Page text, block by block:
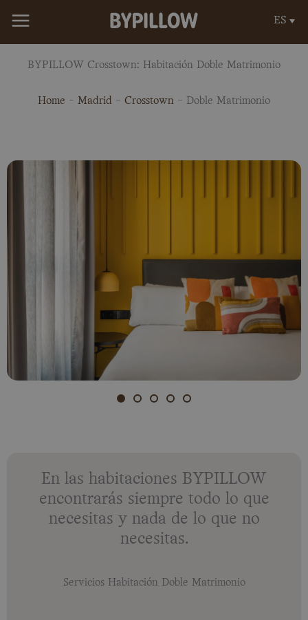
ES
BYPILLOW Crosstown: Habitación Doble Matrimonio
Home - Madrid - Crosstown - Doble Matrimonio
En las habitaciones BYPILLOW
encontrarás siempre todo lo que
necesitas y nada de lo que no
necesitas.
Servicios Habitación Doble Matrimonio